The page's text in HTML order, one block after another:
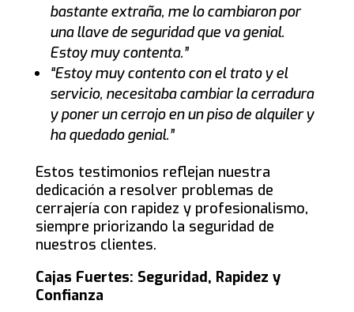
bastante extraña, me lo cambiaron por
una llave de seguridad que va genial.
Estoy muy contenta.”
“Estoy muy contento con el trato y el
servicio, necesitaba cambiar la cerradura
y poner un cerrojo en un piso de alquiler y
ha quedado genial.”
Estos testimonios reflejan nuestra
dedicación a resolver problemas de
cerrajería con rapidez y profesionalismo,
siempre priorizando la seguridad de
nuestros clientes.
Cajas Fuertes: Seguridad, Rapidez y
Confianza